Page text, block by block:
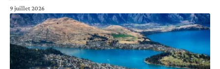
9 juillet 2026